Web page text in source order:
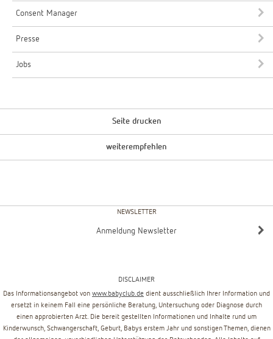
Consent Manager
Presse
Jobs
Seite drucken
weiterempfehlen
NEWSLETTER
Anmeldung Newsletter
DISCLAIMER
Das Informationsangebot von www.babyclub.de dient ausschließlich Ihrer Information und
ersetzt in keinem Fall eine persönliche Beratung, Untersuchung oder Diagnose durch
einen approbierten Arzt. Die bereit gestellten Informationen und Inhalte rund um
Kinderwunsch, Schwangerschaft, Geburt, Babys erstem Jahr und sonstigen Themen, dienen